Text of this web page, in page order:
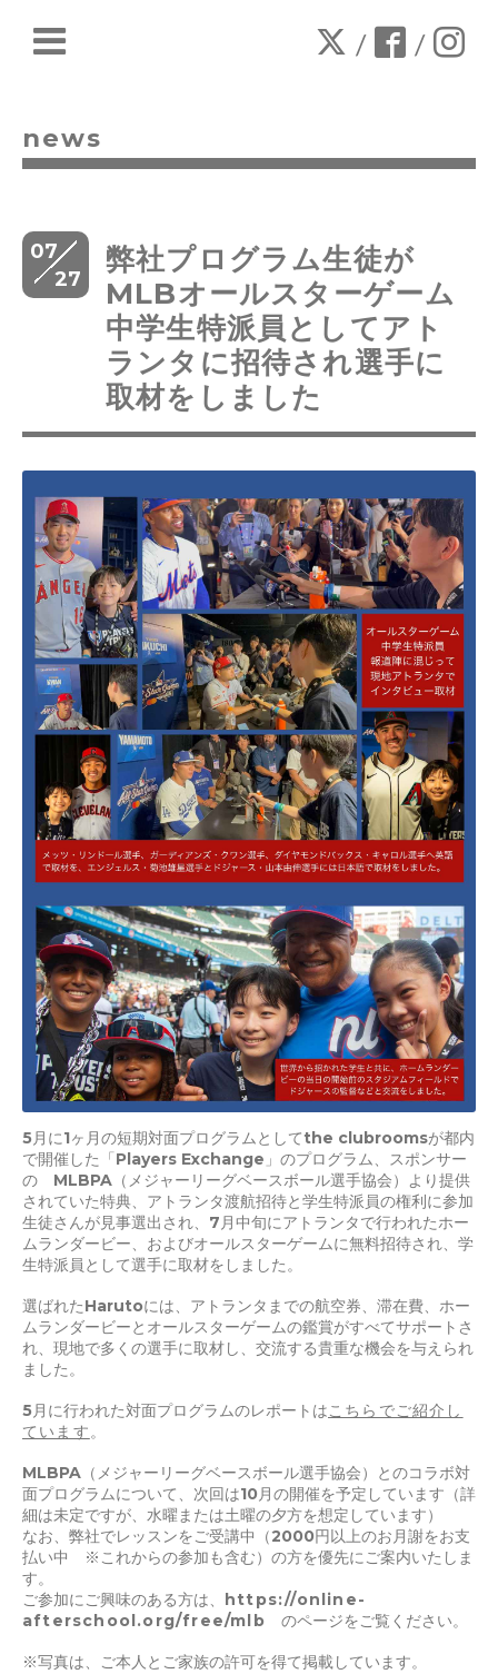
/ /
news
07
27
弊社プログラム生徒が
MLBオールスターゲーム
中学生特派員としてアト
ランタに招待され選手に
取材をしました
5月に1ヶ月の短期対面プログラムとしてthe clubroomsが都内
で開催した「Players Exchange」のプログラム、スポンサー
の MLBPA（メジャーリーグベースボール選手協会）より提供
されていた特典、アトランタ渡航招待と学生特派員の権利に参加
生徒さんが見事選出され、7月中旬にアトランタで行われたホー
ムランダービー、およびオールスターゲームに無料招待され、学
生特派員として選手に取材をしました。
選ばれたHarutoには、アトランタまでの航空券、滞在費、ホー
ムランダービーとオールスターゲームの鑑賞がすべてサポートさ
れ、現地で多くの選手に取材し、交流する貴重な機会を与えられ
ました。
5月に行われた対面プログラムのレポートはこちらでご紹介し
ています。
MLBPA（メジャーリーグベースボール選手協会）とのコラボ対
面プログラムについて、次回は10月の開催を予定しています（詳
細は未定ですが、水曜または土曜の夕方を想定しています）
なお、弊社でレッスンをご受講中（2000円以上のお月謝をお支
払い中 ※これからの参加も含む）の方を優先にご案内いたしま
す。
ご参加にご興味のある方は、 https://online-
afterschool.org/free/mlb
のページをご覧ください。
※写真は、ご本人とご家族の許可を得て掲載しています。